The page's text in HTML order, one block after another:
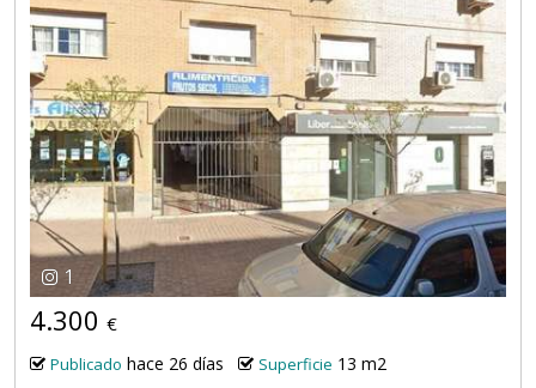
1
4.300 €
Publicado hace 26 días Superficie 13 m2